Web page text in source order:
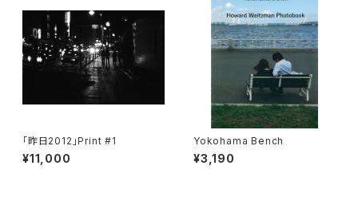
「昨日2012」Print #1
¥11,000
Yokohama Bench
¥3,190